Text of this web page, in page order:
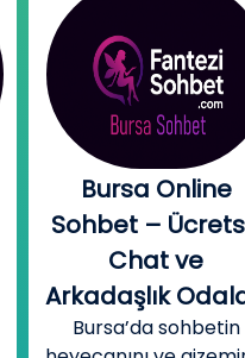
Canada Sohbet
Odaları –
Kanada’daki
Türklerle Tanış,
Konuş, Yeni